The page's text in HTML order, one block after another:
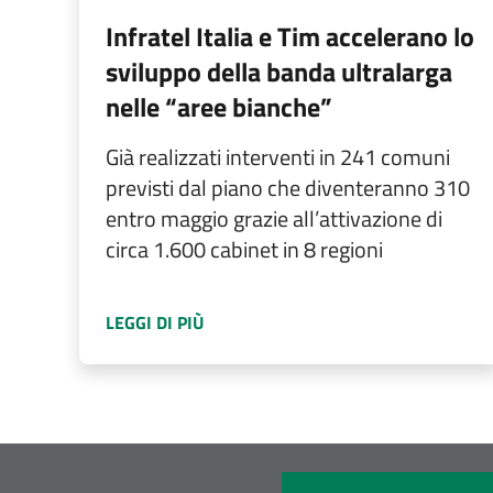
Infratel Italia e Tim accelerano lo
sviluppo della banda ultralarga
nelle “aree bianche”
Già realizzati interventi in 241 comuni
previsti dal piano che diventeranno 310
entro maggio grazie all’attivazione di
circa 1.600 cabinet in 8 regioni
LEGGI DI PIÙ